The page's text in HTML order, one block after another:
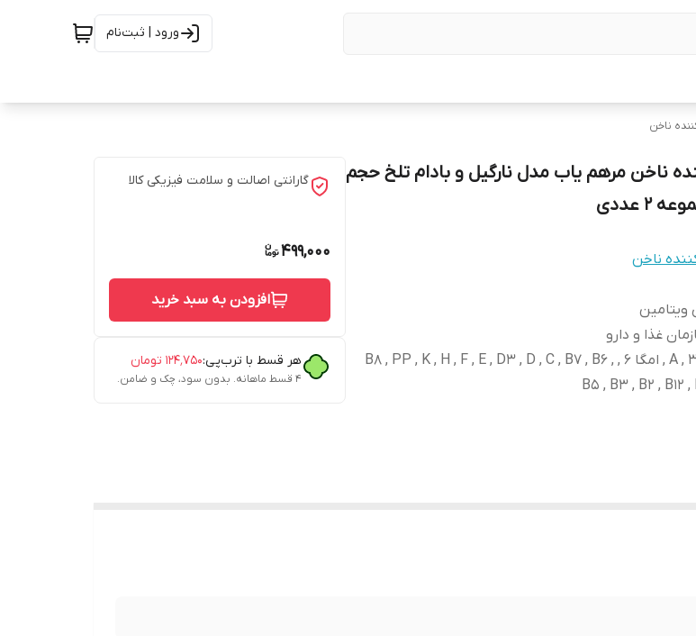
ورود | ثبت‌نام
ناخن
ناخن مرهم یاب مدل نارگیل و بادام تلخ حجم
ناخن
ویتامین
غذا و دارو
امگا 3 , A , امگا 6 , B8 , PP , K , H , F , E , D3 , D , C , B7 , B6 ,
B5 , B3 , B2 , B12 ,
گارانتی اصالت و سلامت فیزیکی کالا
499,000
افزودن به سبد خرید
هر قسط با ترب‌پی:۱۲۴٬۷۵۰ تومان
۴ قسط ماهانه. بدون سود، چک و ضامن.